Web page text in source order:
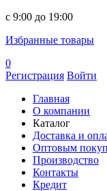
c 9:00 до 19:00
Избранные товары
0
Регистрация Войти
Главная
О компании
Каталог
Доставка и
Оптовым
Производство
Контакты
Кредит